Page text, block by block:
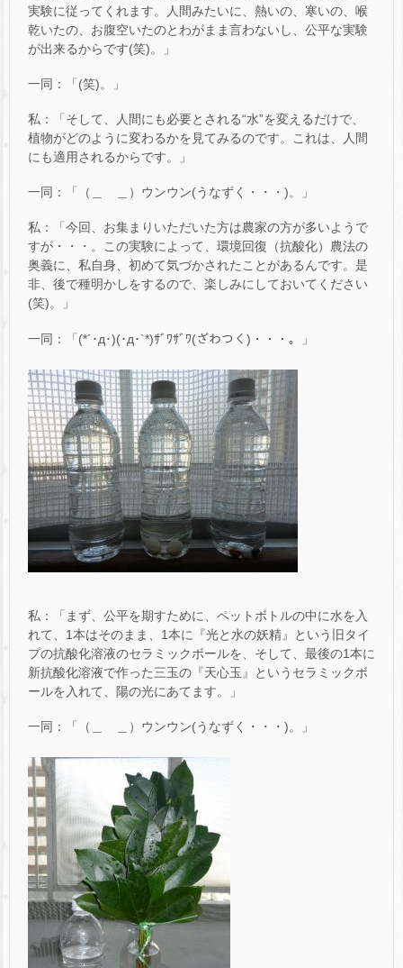
実験に従ってくれます。人間みたいに、熱いの、寒いの、喉
乾いたの、お腹空いたのとわがまま言わないし、公平な実験
が出来るからです(笑)。」
一同：「(笑)。」
私：「そして、人間にも必要とされる“水”を変えるだけで、
植物がどのように変わるかを見てみるのです。これは、人間
にも適用されるからです。」
一同：「（＿ ＿）ウンウン(うなずく・・・)。」
私：「今回、お集まりいただいた方は農家の方が多いようで
すが・・・。この実験によって、環境回復（抗酸化）農法の
奥義に、私自身、初めて気づかされたことがあるんです。是
非、後で種明かしをするので、楽しみにしておいてください
(笑)。」
一同：「(*´･д･)(･д･`*)ｻﾞﾜｻﾞﾜ(ざわつく)・・・。」
私：「まず、公平を期すために、ペットボトルの中に水を入
れて、1本はそのまま、1本に『光と水の妖精』という旧タイ
プの抗酸化溶液のセラミックボールを、そして、最後の1本に
新抗酸化溶液で作った三玉の『天心玉』というセラミックボ
ールを入れて、陽の光にあてます。」
一同：「（＿ ＿）ウンウン(うなずく・・・)。」